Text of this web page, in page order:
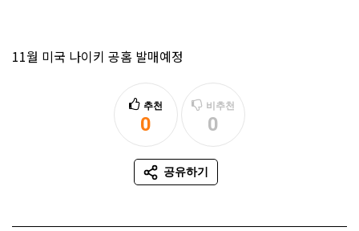
11월 미국 나이키 공홈 발매예정
추천
0
추천
비추천
0
비추천
공유하기
SNS 공유